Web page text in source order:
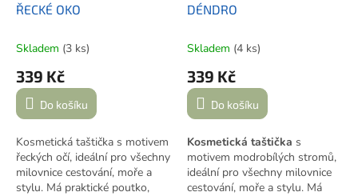
ŘECKÉ OKO
Skladem (3 ks)
339 Kč
Do košíku
Kosmetická taštička s motivem
řeckých očí, ideální pro všechny
milovnice cestování, moře a
stylu. Má praktické poutko,
DÉNDRO
Skladem (4 ks)
339 Kč
Do košíku
Kosmetická taštička s
motivem modrobílých stromů,
ideální pro všechny milovnice
cestování, moře a stylu. Má